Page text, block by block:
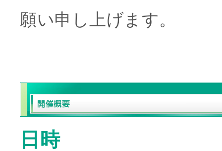
願い申し上げます。
日時